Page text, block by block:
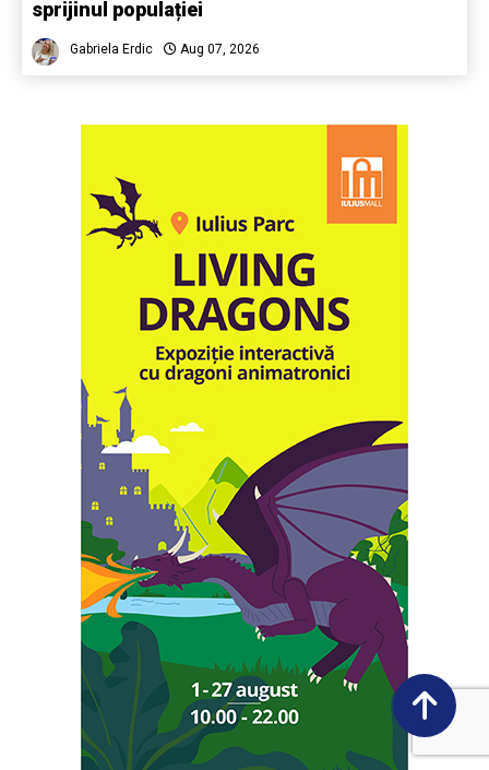
sprijinul populației
Gabriela Erdic Aug 07, 2026